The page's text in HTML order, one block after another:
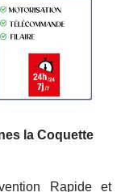
la Coquette
Rapide et